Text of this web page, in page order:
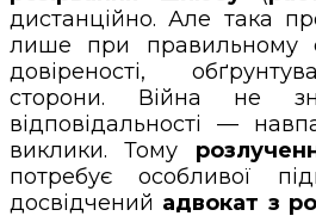
дистанційно. Але така
лише при правильному
довіреності,
сторони. Війна не
відповідальності —
виклики. Тому
потребує особливої
досвідчений адвокат з